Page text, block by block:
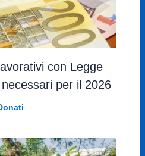
con Legge
per il 2026